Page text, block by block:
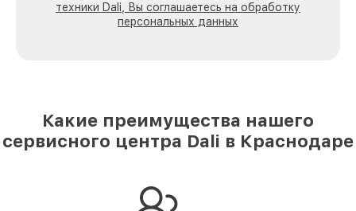
техники Dali, Вы соглашаетесь на обработку
персональных данных
Какие преимущества нашего
сервисного центра Dali в Краснодаре